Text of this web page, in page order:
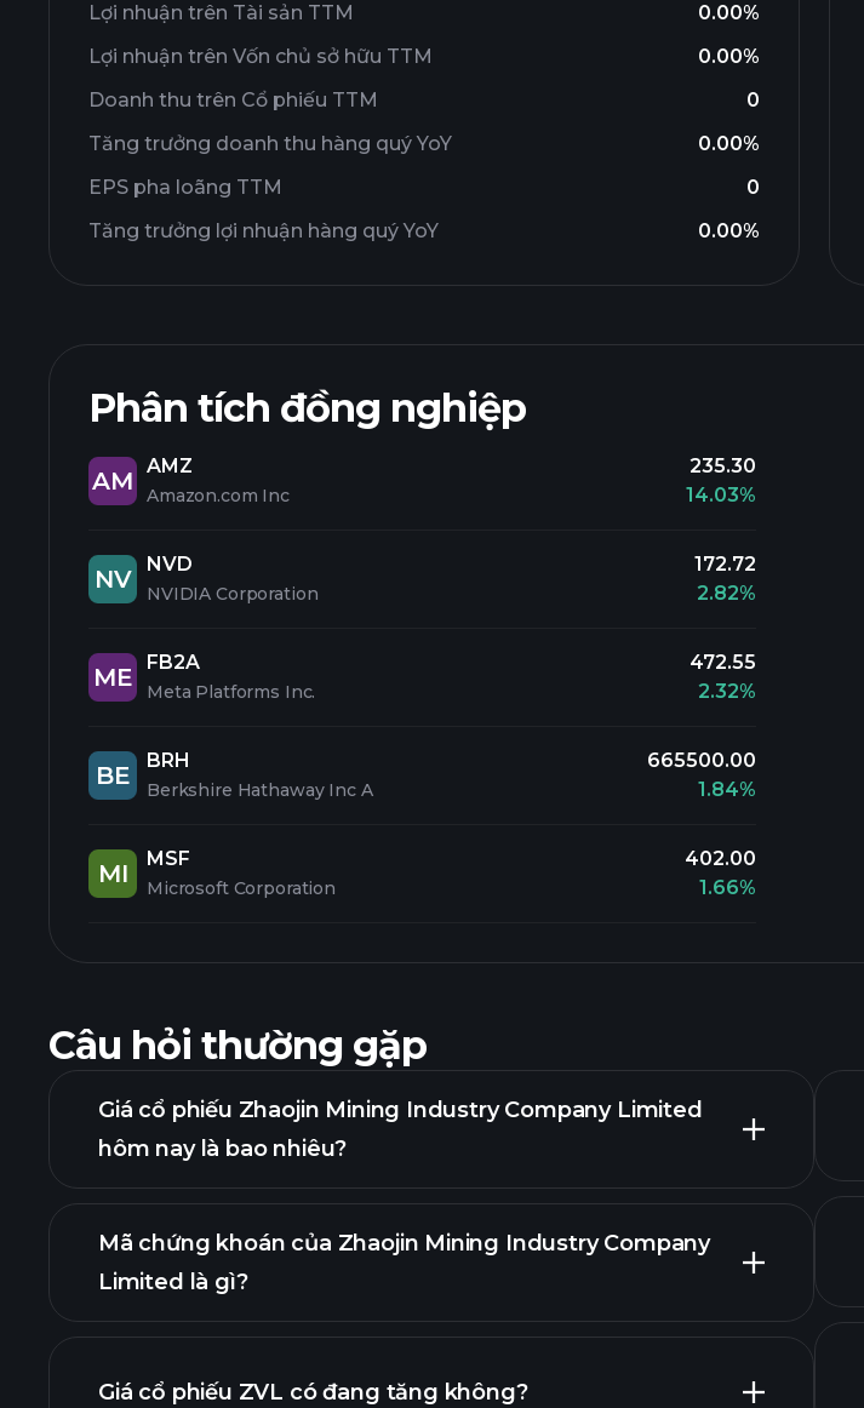
Lợi nhuận trên Tài sản TTM
0.00%
Lợi nhuận trên Vốn chủ sở hữu TTM
0.00%
Doanh thu trên Cổ phiếu TTM
0
Tăng trưởng doanh thu hàng quý YoY
0.00%
EPS pha loãng TTM
0
Tăng trưởng lợi nhuận hàng quý YoY
0.00%
Phân tích đồng nghiệp
AM
AMZ
Amazon.com Inc
235.30
14.03%
NV
NVD
NVIDIA Corporation
172.72
2.82%
ME
FB2A
Meta Platforms Inc.
472.55
2.32%
BE
BRH
Berkshire Hathaway Inc A
665500.00
1.84%
MI
MSF
Microsoft Corporation
402.00
1.66%
Câu hỏi thường gặp
Giá cổ phiếu Zhaojin Mining Industry Company Limited
hôm nay là bao nhiêu?
biểu đồ nâng cao
Mã chứng khoán của Zhaojin Mining Industry Company
Limited là gì?
Giá cổ phiếu ZVL có đang tăng không?